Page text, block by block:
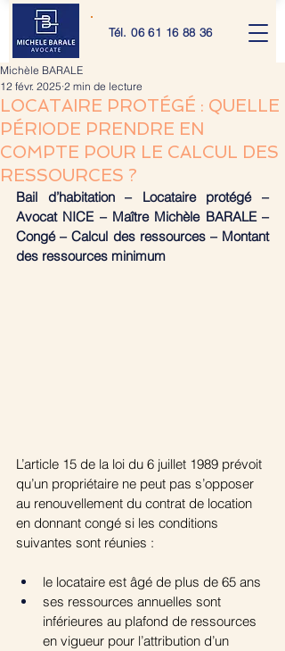
Tél.06 61 16 88 36
LOCATAIRE PROTÉGÉ : QUELLE
PÉRIODE PRENDRE EN
COMPTE POUR LE CALCUL DES
RESSOURCES ?
Michèle BARALE
12 févr. 2025 2 min de lecture
Bail d’habitation – Locataire protégé –
Avocat NICE – Maître Michèle BARALE –
Congé – Calcul des ressources – Montant
des ressources minimum
L’article 15 de la loi du 6 juillet 1989 prévoit
qu’un propriétaire ne peut pas s’opposer
au renouvellement du contrat de location
en donnant congé si les conditions
suivantes sont réunies :
le locataire est âgé de plus de 65 ans
ses ressources annuelles sont
inférieures au plafond de ressources
en vigueur pour l’attribution d’un